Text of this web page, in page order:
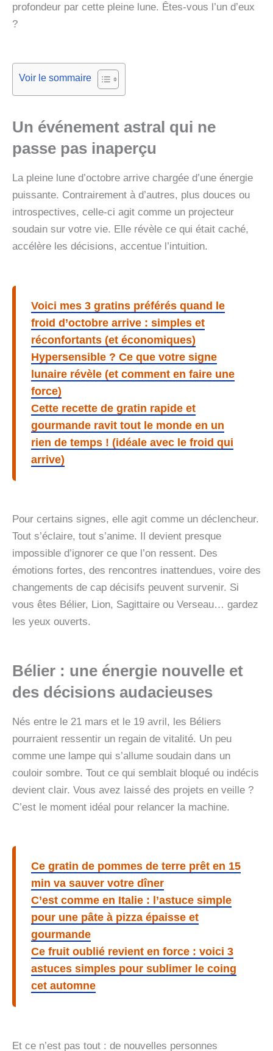
profondeur par cette pleine lune. Êtes-vous l’un d’eux
?
Voir le sommaire
Un événement astral qui ne
passe pas inaperçu
La pleine lune d’octobre arrive chargée d’une énergie
puissante. Contrairement à d’autres, plus douces ou
introspectives, celle-ci agit comme un projecteur
soudain sur votre vie. Elle révèle ce qui était caché,
accélère les décisions, accentue l’intuition.
Voici mes 3 gratins préférés quand le
froid d’octobre arrive : simples et
réconfortants (et économiques)
Hypersensible ? Ce que votre signe
lunaire révèle (et comment en faire une
force)
Cette recette de gratin rapide et
gourmande ravit tout le monde en un
rien de temps ! (idéale avec le froid qui
arrive)
Pour certains signes, elle agit comme un déclencheur.
Tout s’éclaire, tout s’anime. Il devient presque
impossible d’ignorer ce que l’on ressent. Des
émotions fortes, des rencontres inattendues, voire des
changements de cap décisifs peuvent survenir. Si
vous êtes Bélier, Lion, Sagittaire ou Verseau… gardez
les yeux ouverts.
Bélier : une énergie nouvelle et
des décisions audacieuses
Nés entre le 21 mars et le 19 avril, les Béliers
pourraient ressentir un regain de vitalité. Un peu
comme une lampe qui s’allume soudain dans un
couloir sombre. Tout ce qui semblait bloqué ou indécis
devient clair. Vous avez laissé des projets en veille ?
C’est le moment idéal pour relancer la machine.
Ce gratin de pommes de terre prêt en 15
min va sauver votre dîner
C’est comme en Italie : l’astuce simple
pour une pâte à pizza épaisse et
gourmande
Ce fruit oublié revient en force : voici 3
astuces simples pour sublimer le coing
cet automne
Et ce n’est pas tout : de nouvelles personnes